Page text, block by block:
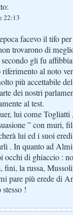
22:13
facevo il tifo
trovarono di
secondo gli fu
al noto
più accettabile
dei nostri
al test.
lui come
” con muri,
lui ed i suoi
. In quanto ad
occhi di ghiaccio :
fini, la russa,
pare più erede di
!